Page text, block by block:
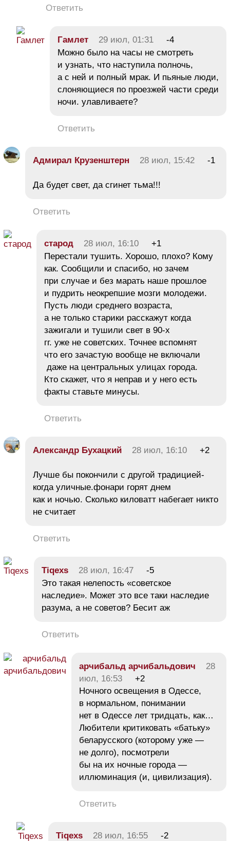
Ответить
Гамлет 29 июл, 01:31
-4
Можно было на часы не смотреть
и узнать, что наступила полночь,
а с ней и полный мрак. И пьяные люди,
слоняющиеся по проезжей части среди
ночи. улавливаете?
Ответить
Адмирал Крузенштерн 28 июл, 15:42 -1
Да будет свет, да сгинет тьма!!!
Ответить
старод 28 июл, 16:10
+1
Перестали тушить. Хорошо, плохо? Кому
как. Сообщили и спасибо, но зачем
при случае и без марать наше прошлое
и пудрить неокрепшие мозги молодежи.
Пусть люди среднего возраста,
а не только старики расскажут когда
зажигали и тушили свет в 90-х
гг. уже не советских. Точнее вспомнят
что его зачастую вообще не включали
даже на центральных улицах города.
Кто скажет, что я неправ и у него есть
факты ставьте минусы.
Ответить
Александр Бухацкий 28 июл, 16:10 +2
Лучше бы покончили с другой традицией-
когда уличные.фонари горят днем
как и ночью. Сколько киловатт набегает никто
не считает
Ответить
Tiqexs 28 июл, 16:47
-5
Это такая нелепость «советское
наследие». Может это все таки наследие
разума, а не советов? Бесит аж
Ответить
арчибальд арчибальдович
28
июл, 16:53
+2
Ночного освещения в Одессе,
в нормальном, понимании
нет в Одессе лет тридцать, как…
Любители критиковать «батьку»
беларусского (которому уже —
не долго), посмотрели
бы на их ночные города —
иллюминация (и, цивилизация).
Ответить
Tiqexs 28 июл, 16:55
-2